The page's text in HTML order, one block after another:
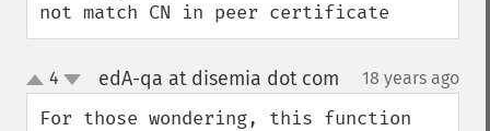
not match CN in peer certificate
up
down
4 edA-qa at disemia dot com 18 years ago
For those wondering, this function